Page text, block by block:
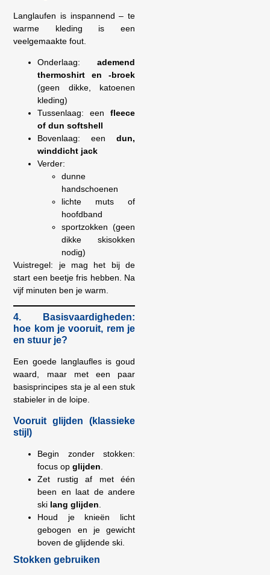
Langlaufen is inspannend – te
warme kleding is een
veelgemaakte fout.
Onderlaag: ademend
thermoshirt en -broek
(geen dikke, katoenen
kleding)
Tussenlaag: een fleece
of dun softshell
Bovenlaag: een dun,
winddicht jack
Verder:
dunne
handschoenen
lichte muts of
hoofdband
sportzokken (geen
dikke skisokken
nodig)
Vuistregel: je mag het bij de
start een beetje fris hebben. Na
vijf minuten ben je warm.
4. Basisvaardigheden:
hoe kom je vooruit, rem je
en stuur je?
Een goede langlaufles is goud
waard, maar met een paar
basisprincipes sta je al een stuk
stabieler in de loipe.
Vooruit glijden (klassieke
stijl)
Begin zonder stokken:
focus opglijden
Zet rustig af met één
been en laat de andere
ski lang glijden
Houd je knieën licht
gebogen en je gewicht
boven de glijdende ski.
Stokken gebruiken